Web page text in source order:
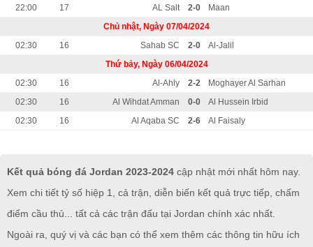
22:00
17 AL Salt 2-0
Maan
Chủ nhật, Ngày 07/04/2024
02:30
16 Sahab SC 2-0
Al-Jalil
Thứ bảy, Ngày 06/04/2024
02:30
16 Al-Ahly 2-2
Moghayer Al Sarhan
02:30
16 Al Wihdat Amman 0-0
Al Hussein Irbid
02:30
16 Al Aqaba SC 2-6 Al Faisaly
Kết quả bóng đá Jordan 2023-2024 cập nhật mới nhất hôm nay.
Xem chi tiết tỷ số hiệp 1, cả trận, diễn biến kết quả trực tiếp, chấm
điểm cầu thủ... tất cả các trận đấu tại Jordan chính xác nhất.
Ngoài ra, quý vị và các bạn có thể xem thêm các thông tin hữu ích